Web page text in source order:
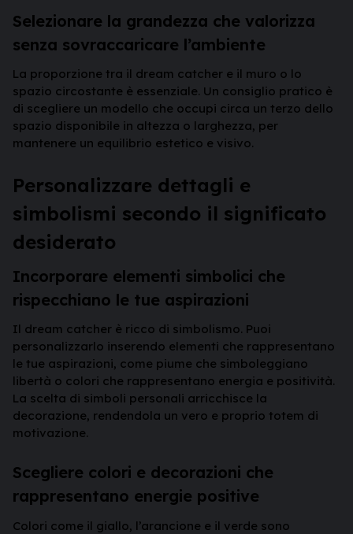
Selezionare la grandezza che valorizza
senza sovraccaricare l’ambiente
La proporzione tra il dream catcher e il muro o lo
spazio circostante è essenziale. Un consiglio pratico è
di scegliere un modello che occupi circa un terzo dello
spazio disponibile in altezza o larghezza, per
mantenere un equilibrio estetico e visivo.
Personalizzare dettagli e
simbolismi secondo il significato
desiderato
Incorporare elementi simbolici che
rispecchiano le tue aspirazioni
Il dream catcher è ricco di simbolismo. Puoi
personalizzarlo inserendo elementi che rappresentano
le tue aspirazioni, come piume che simboleggiano
libertà o colori che rappresentano energia e positività.
La scelta di simboli personali arricchisce la
decorazione, rendendola un vero e proprio totem di
motivazione.
Scegliere colori e decorazioni che
rappresentano energie positive
Colori come il giallo, l’arancione e il verde sono